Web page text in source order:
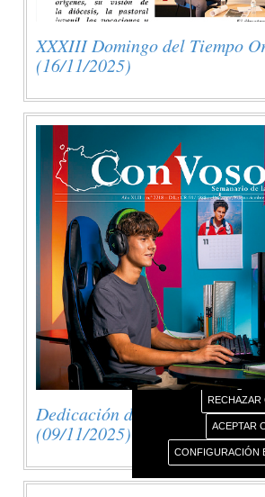
XXXIII Domingo del Tiempo
(16/11/2025)
Dedicación de la Basílica de
(09/11/2025)
AVISO USO DE
Este portal web
con finalidad técnica, no
carácter personal de los
conocimiento.
Sin embargo, contiene
terceros con políticas de
portal web que usted
cuando acceda a ellos.
Más información sobre el
RECHAZAR
ACEPTAR
CONFIGURACIÓN